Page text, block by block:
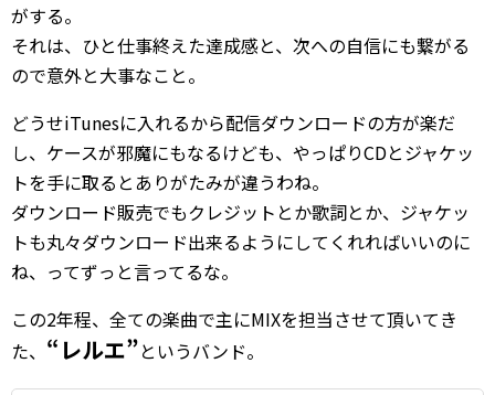
がする。
それは、ひと仕事終えた達成感と、次への自信にも繋がる
ので意外と大事なこと。
どうせiTunesに入れるから配信ダウンロードの方が楽だ
し、ケースが邪魔にもなるけども、やっぱりCDとジャケッ
トを手に取るとありがたみが違うわね。
ダウンロード販売でもクレジットとか歌詞とか、ジャケッ
トも丸々ダウンロード出来るようにしてくれればいいのに
ね、ってずっと言ってるな。
この2年程、全ての楽曲で主にMIXを担当させて頂いてき
た、 “レルエ”というバンド。